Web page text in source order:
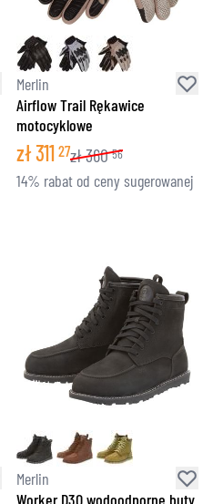
Merlin
Airflow Trail Rękawice
motocyklowe
zł311 27zł360 56
14% rabat od ceny sugerowanej
Merlin
Worker D3O wodoodporne buty